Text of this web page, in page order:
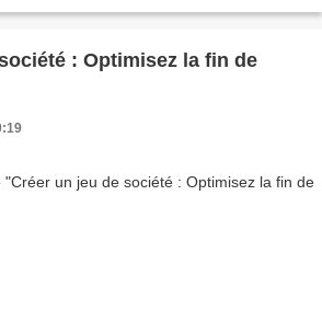
: Optimisez la fin de